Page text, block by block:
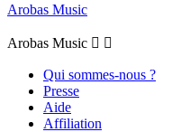
Arobas Music
Arobas Music  
Qui sommes-nous ?
Presse
Aide
Affiliation